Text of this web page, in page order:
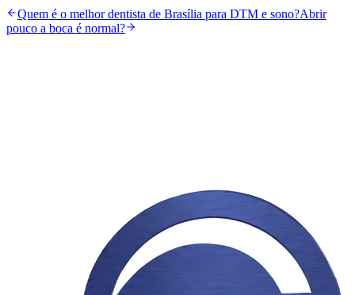
Quem é o melhor dentista de Brasília para DTM e sono?Abrir
pouco a boca é normal?